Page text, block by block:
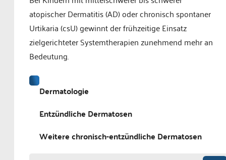
atopischer Dermatitis (AD) oder chronisch spontaner
Urtikaria (csU) gewinnt der frühzeitige Einsatz
zielgerichteter Systemtherapien zunehmend mehr an
Bedeutung.
Dermatologie
Entzündliche Dermatosen
Weitere chronisch-entzündliche Dermatosen